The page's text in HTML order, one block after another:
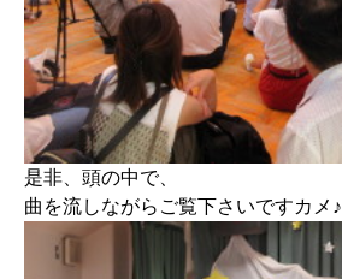
是非、頭の中で、
曲を流しながらご覧下さいですカメ♪